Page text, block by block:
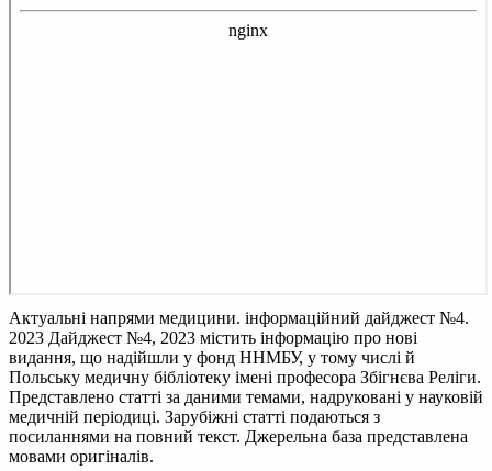
Актуальні напрями медицини. інформаційний дайджест №4.
2023 Дайджест №4, 2023 містить інформацію про нові
видання, що надійшли у фонд ННМБУ, у тому числі й
Польську медичну бібліотеку імені професора Збігнєва Реліги.
Представлено статті за даними темами, надруковані у науковій
медичній періодиці. Зарубіжні статті подаються з
посиланнями на повний текст. Джерельна база представлена
мовами оригіналів.